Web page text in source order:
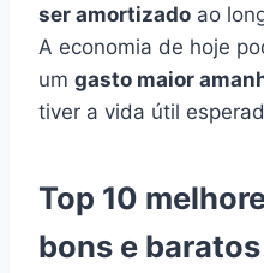
ser amortizado ao
A economia de hoje
um gasto maior
tiver a vida útil
Top 10
bons e